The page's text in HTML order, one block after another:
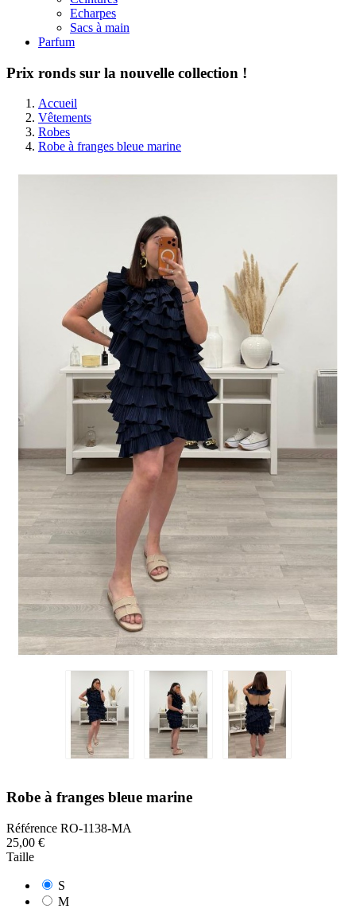
Echarpes
Sacs à main
Parfum
Prix ronds sur la nouvelle collection !
Accueil
Vêtements
Robes
Robe à franges bleue marine
Robe à franges bleue marine
Référence RO-1138-MA
25,00 €
Taille
S
M